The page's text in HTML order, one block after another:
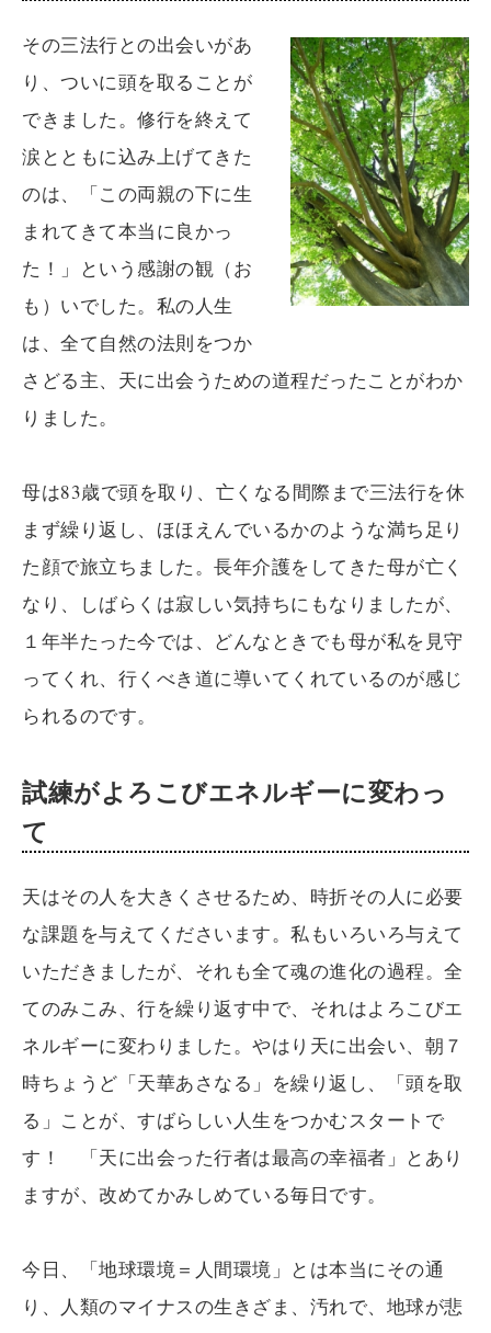
その三法行との出会いがあ
り、ついに頭を取ることが
できました。修行を終えて
涙とともに込み上げてきた
のは、「この両親の下に生
まれてきて本当に良かっ
た！」という感謝の観（お
も）いでした。私の人生
は、全て自然の法則をつか
さどる主、天に出会うための道程だったことがわか
りました。
母は83歳で頭を取り、亡くなる間際まで三法行を休
まず繰り返し、ほほえんでいるかのような満ち足り
た顔で旅立ちました。長年介護をしてきた母が亡く
なり、しばらくは寂しい気持ちにもなりましたが、
１年半たった今では、どんなときでも母が私を見守
ってくれ、行くべき道に導いてくれているのが感じ
られるのです。
試練がよろこびエネルギーに変わっ
て
天はその人を大きくさせるため、時折その人に必要
な課題を与えてくださいます。私もいろいろ与えて
いただきましたが、それも全て魂の進化の過程。全
てのみこみ、行を繰り返す中で、それはよろこびエ
ネルギーに変わりました。やはり天に出会い、朝７
時ちょうど「天華あさなる」を繰り返し、「頭を取
る」ことが、すばらしい人生をつかむスタートで
す！ 「天に出会った行者は最高の幸福者」とあり
ますが、改めてかみしめている毎日です。
今日、「地球環境＝人間環境」とは本当にその通
り、人類のマイナスの生きざま、汚れで、地球が悲